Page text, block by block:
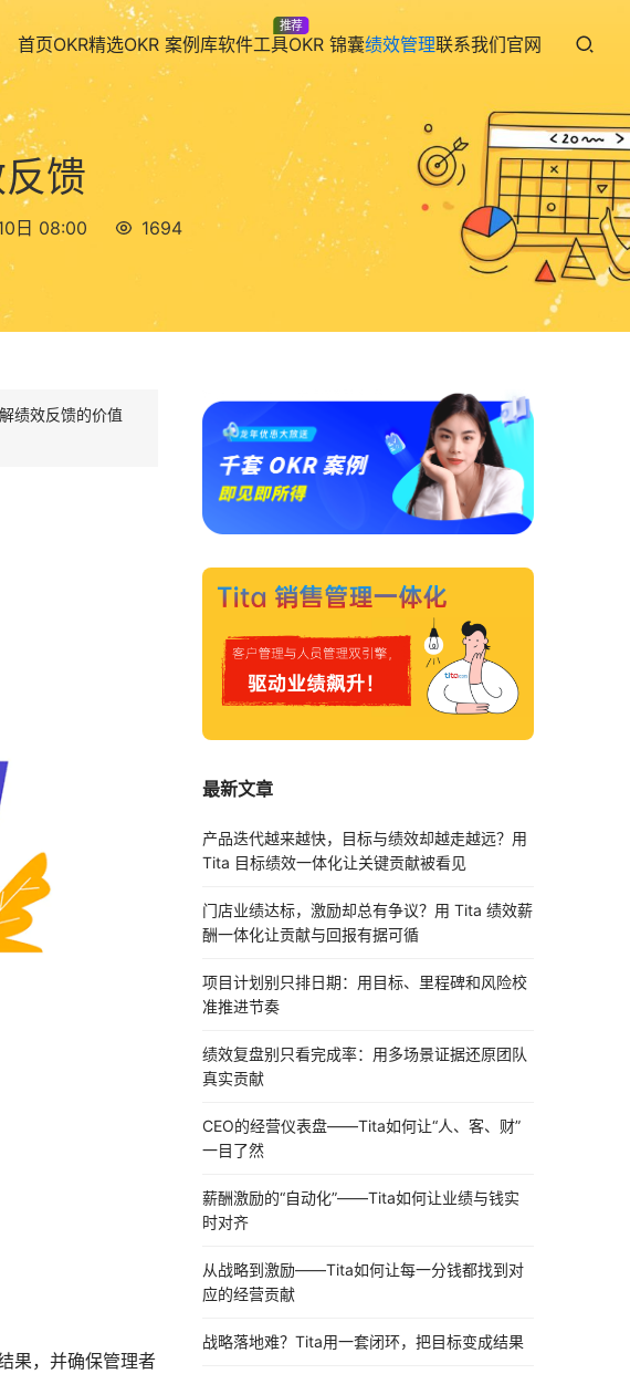
首页OKR精选OKR 案例库软件工具
推荐
OKR 锦囊绩效管理联系我们官网
馈
日 08:00 1694
绩效反馈的价值
果，并确保管理者
最新文章
产品迭代越来越快，目标与绩效却越走越远？用
Tita 目标绩效一体化让关键贡献被看见
门店业绩达标，激励却总有争议？用 Tita 绩效薪
酬一体化让贡献与回报有据可循
项目计划别只排日期：用目标、里程碑和风险校
准推进节奏
绩效复盘别只看完成率：用多场景证据还原团队
真实贡献
CEO的经营仪表盘——Tita如何让“人、客、财”
一目了然
薪酬激励的“自动化”——Tita如何让业绩与钱实
时对齐
从战略到激励——Tita如何让每一分钱都找到对
应的经营贡献
战略落地难？Tita用一套闭环，把目标变成结果